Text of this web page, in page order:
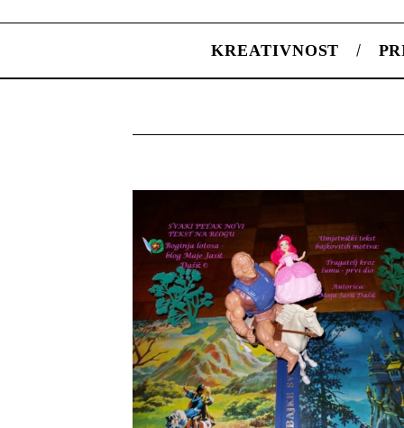
KREATIVNOST